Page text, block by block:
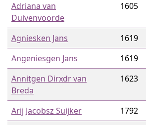
Adriana van
Duivenvoorde
1605
Agniesken Jans 1619
Angeniesgen Jans
1619
Annitgen Dirxdr van
Breda
1623
Arij Jacobsz Suijker 1792